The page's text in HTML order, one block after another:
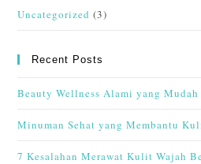
Uncategorized (3)
Recent Posts
Beauty Wellness Alami yang
Minuman Sehat yang Membantu
7 Kesalahan Merawat Kulit Wajah